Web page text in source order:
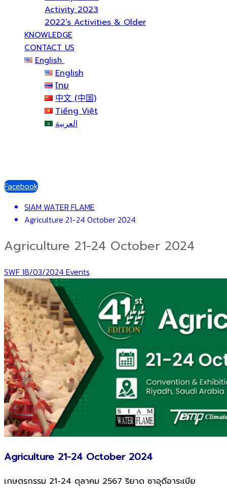
Activity 2023
2022’s Activities & Older
KNOWLEDGE
CONTACT US
English
English
ไทย
中文 (中国)
Tiếng Việt
العربية
Facebook
SIAM WATER FLAME
Agriculture 21-24 October 2024
Agriculture 21-24 October 2024
SWF 18/03/2024 Events
Agriculture 21-24 October 2024
เกษตรกรรม 21-24 ตุลาคม 2567 ริยาด ซาอุดีอาระเบีย